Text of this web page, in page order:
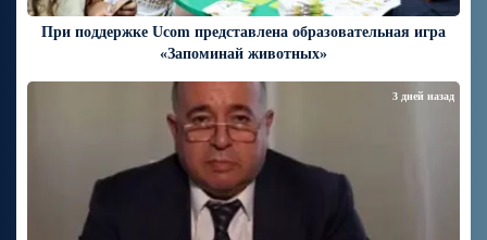
При поддержке Ucom представлена образовательная игра
«Запоминай животных»
3 дней назад